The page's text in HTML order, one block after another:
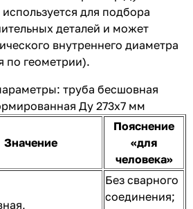
для подбора
деталей и может
внутреннего диаметра
по геометрии).
труба бесшовная
Ду 273х7 мм
Значение
Пояснение
«для
человека»
Без сварного
соединения;